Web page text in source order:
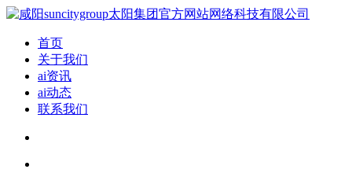
首页
关于我们
ai资讯
ai动态
联系我们